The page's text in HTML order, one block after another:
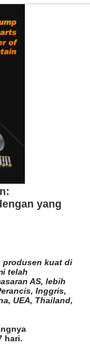
yang
produsen kuat di
telah
AS, lebih
Inggris,
UEA, Thailand,
hari.